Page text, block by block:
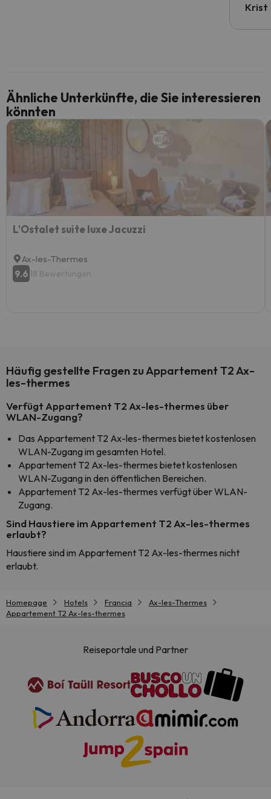
Krist
Ähnliche Unterkünfte, die Sie interessieren
könnten
L'Ostalet suite luxe Jacuzzi
Ax-les-Thermes
9.6 18 Bewertungen
Häufig gestellte Fragen zu Appartement T2 Ax-
les-thermes
Verfügt Appartement T2 Ax-les-thermes über
WLAN-Zugang?
Das Appartement T2 Ax-les-thermes bietet kostenlosen
WLAN-Zugang im gesamten Hotel.
Appartement T2 Ax-les-thermes bietet kostenlosen
WLAN-Zugang in den öffentlichen Bereichen.
Appartement T2 Ax-les-thermes verfügt über WLAN-
Zugang.
Sind Haustiere im Appartement T2 Ax-les-thermes
erlaubt?
Haustiere sind im Appartement T2 Ax-les-thermes nicht
erlaubt.
Homepage Hotels Francia
Ax-les-Thermes
Appartement T2 Ax-les-thermes
Reiseportale und Partner